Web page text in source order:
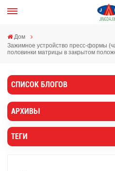
Дом
Зажимное устройство пресс-формы
половинки матрицы в закрытом
СПИСОК БЛОГОВ
АРХИВЫ
ТЕГИ